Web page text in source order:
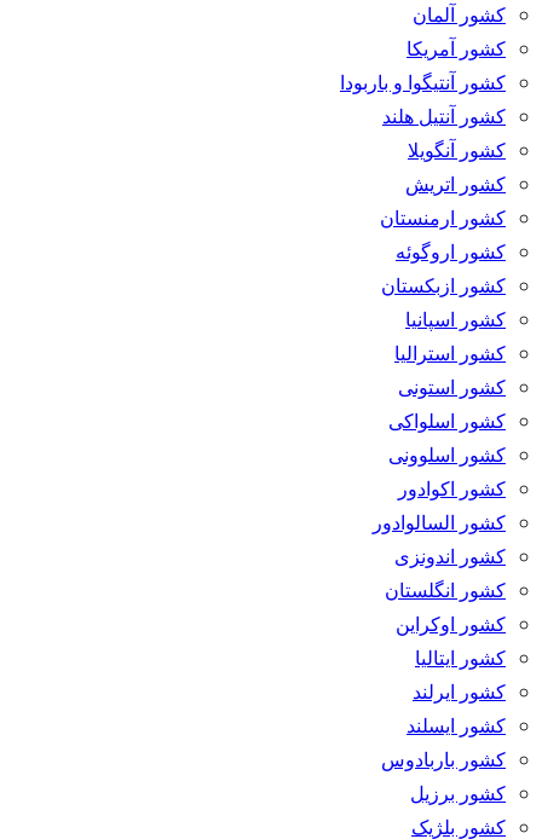
کشور آلمان
کشور آمریکا
کشور آنتیگوا و باربودا
کشور آنتیل هلند
کشور آنگویلا
کشور اتریش
کشور ارمنستان
کشور اروگوئه
کشور ازبکستان
کشور اسپانیا
کشور استرالیا
کشور استونی
کشور اسلواکی
کشور اسلوونی
کشور اکوادور
کشور السالوادور
کشور اندونزی
کشور انگلستان
کشور اوکراین
کشور ایتالیا
کشور ایرلند
کشور ایسلند
کشور باربادوس
کشور برزیل
کشور بلژیک